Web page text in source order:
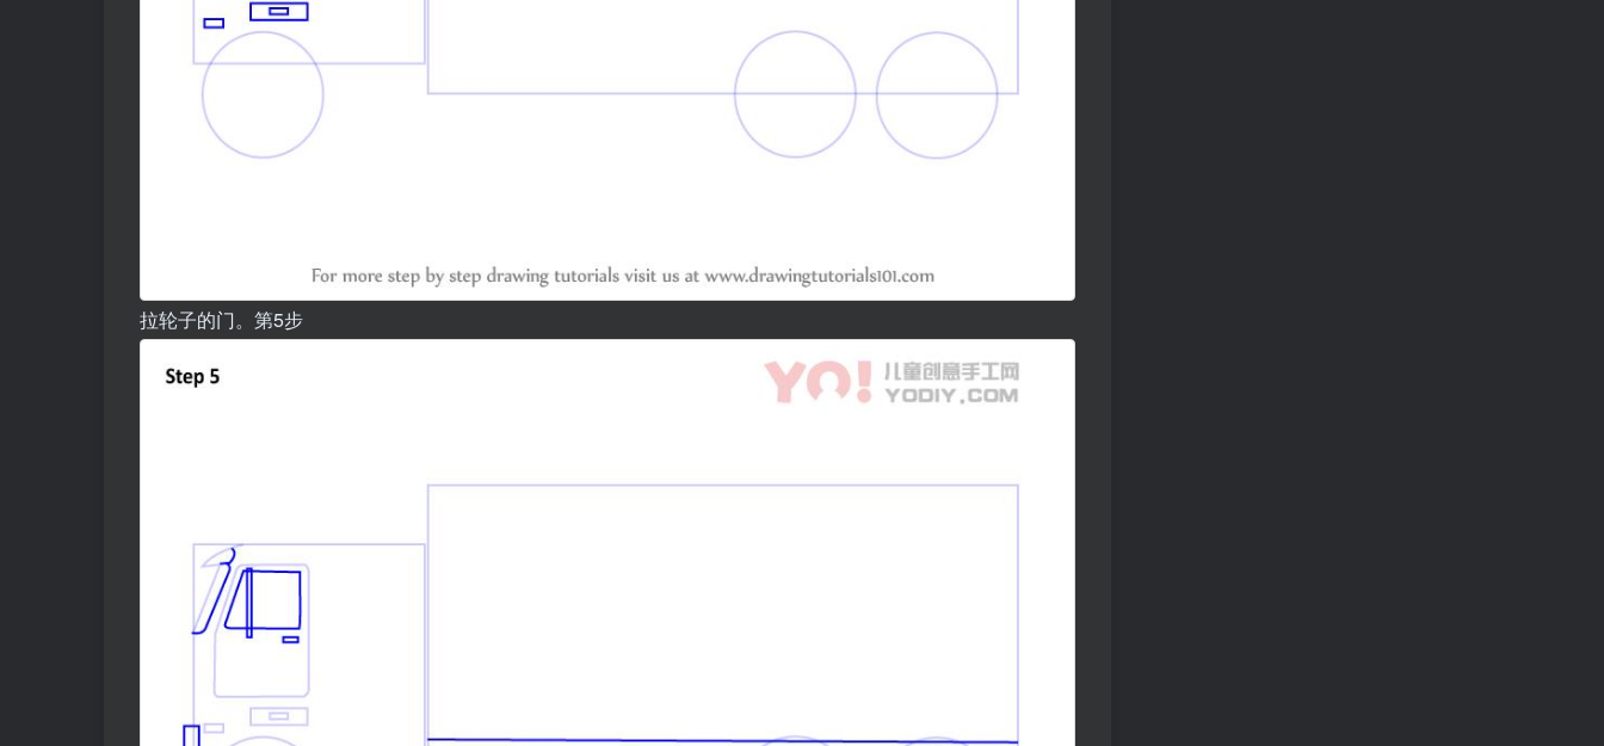
拉轮子的门。第5步